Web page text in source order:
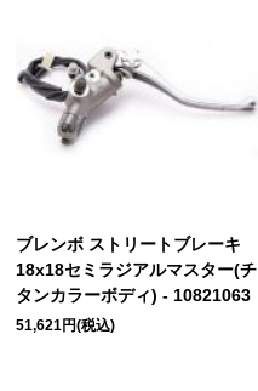
ブレンボ ストリートブレーキ
18x18セミラジアルマスター(チ
タンカラーボディ) - 10821063
51,621円(税込)